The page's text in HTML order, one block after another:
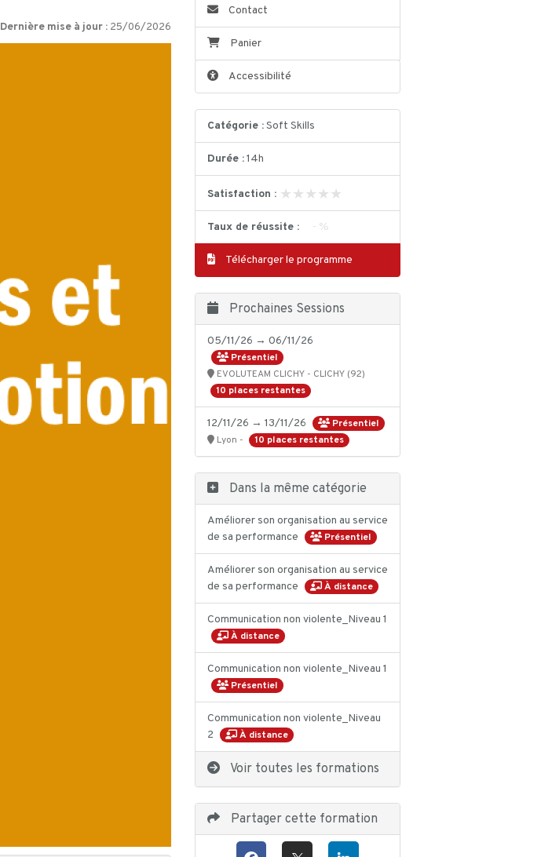
Dernière mise à jour : 25/06/2026
Contact
Panier
Accessibilité
Catégorie : Soft Skills
Durée :14h
Satisfaction : ★★★★★
★★★★★
Taux de réussite : - %
Télécharger le programme
Prochaines Sessions
05/11/26 → 06/11/26
Présentiel
EVOLUTEAM CLICHY - CLICHY (92)
10 places restantes
12/11/26 → 13/11/26
Présentiel
Lyon -
10 places restantes
Dans la même catégorie
Améliorer son organisation au service
de sa performance
Présentiel
Améliorer son organisation au service
de sa performance
À distance
Communication non violente_Niveau 1
À distance
Communication non violente_Niveau 1
Présentiel
Communication non violente_Niveau
2
À distance
Voir toutes les formations
Partager cette formation